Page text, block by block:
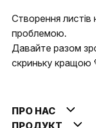
Створення листів
проблемою.
Давайте разом
скриньку кращою
ПРО НАС
ПРОДУКТ